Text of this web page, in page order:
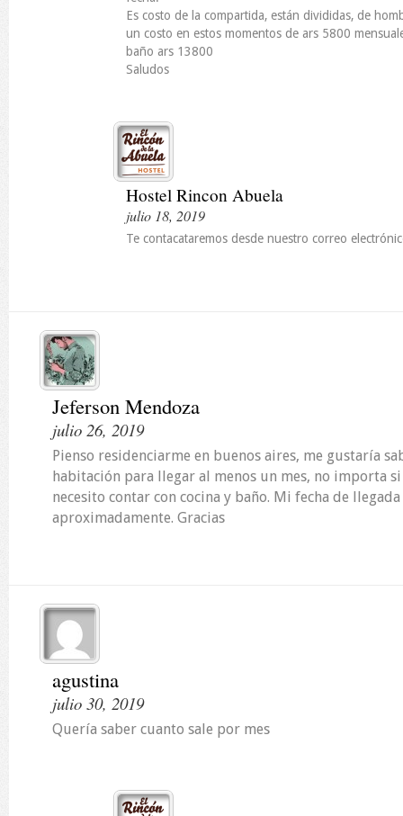
Es costo de la compartida, están divididas, de
un costo en estos momentos de ars 5800
baño ars 13800
Saludos
Hostel Rincon Abuela
julio 18, 2019
Te contacataremos desde nuestro correo
Jeferson Mendoza
julio 26, 2019
Pienso residenciarme en buenos aires, me gustaría
habitación para llegar al menos un mes, no importa
necesito contar con cocina y baño. Mi fecha de
aproximadamente. Gracias
agustina
julio 30, 2019
Quería saber cuanto sale por mes